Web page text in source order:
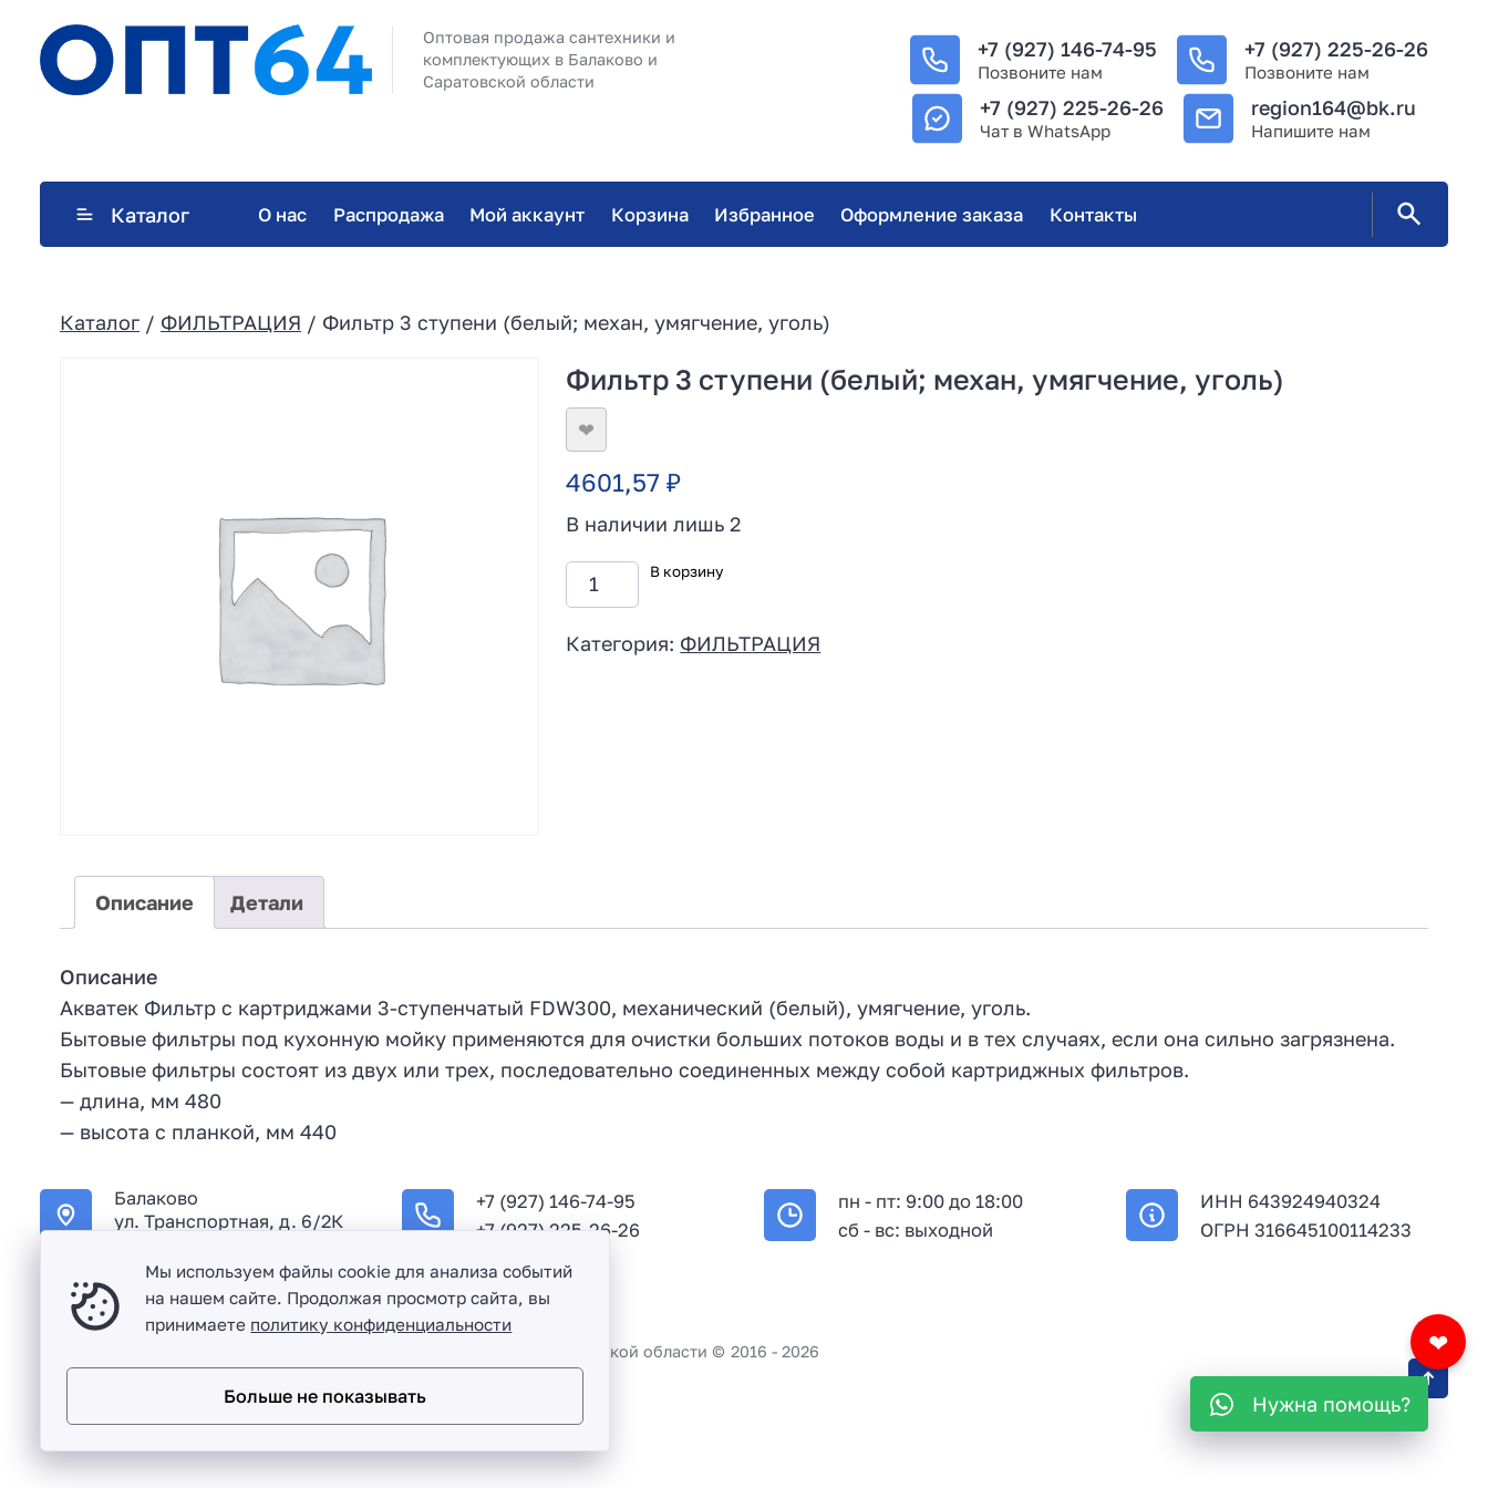
Оптовая продажа сантехники и
комплектующих в Балаково и
Саратовской области
+7 (927) 146-74-95
Позвоните нам
+7 (927) 225-26-26
Позвоните нам
+7 (927) 225-26-26
Чат в WhatsApp
region164@bk.ru
Напишите нам
Каталог О нас Распродажа Мой аккаунт Корзина Избранное Оформление заказа Контакты
Каталог / ФИЛЬТРАЦИЯ / Фильтр 3 ступени (белый; механ, умягчение, уголь)
Фильтр 3 ступени (белый; механ, умягчение, уголь)
❤
4601,57₽
В наличии лишь 2
В корзину
Категория: ФИЛЬТРАЦИЯ
Описание Детали
Описание
Акватек Фильтр с картриджами 3-ступенчатый FDW300, механический (белый), умягчение, уголь.
Бытовые фильтры под кухонную мойку применяются для очистки больших потоков воды и в тех случаях, если она сильно загрязнена.
Бытовые фильтры состоят из двух или трех, последовательно соединенных между собой картриджных фильтров.
— длина, мм 480
— высота с планкой, мм 440
Балаково
ул. Транспортная, д. 6/2К
+7 (927) 146-74-95
+7 (927) 225-26-26
пн - пт: 9:00 до 18:00
сб - вс: выходной
ИНН 643924940324
ОГРН 316645100114233
❤
Оптовая продажа сантехники и комплектующих в Балаково и Саратовской области © 2016 - 2026
Разработка сайта и дизайн: revtail.ru
Мы используем файлы cookie для анализа событий
на нашем сайте. Продолжая просмотр сайта, вы
принимаете политику конфиденциальности
Больше не показывать Нужна помощь?